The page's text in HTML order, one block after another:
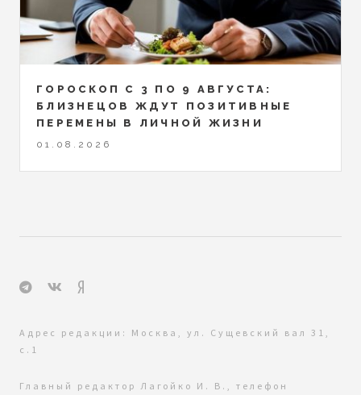
ГОРОСКОП С 3 ПО 9 АВГУСТА:
БЛИЗНЕЦОВ ЖДУТ ПОЗИТИВНЫЕ
ПЕРЕМЕНЫ В ЛИЧНОЙ ЖИЗНИ
01.08.2026
Адрес редакции: Москва, ул. Сущевский вал 31,
с.1
Главный редактор Лагойко И. В., телефон